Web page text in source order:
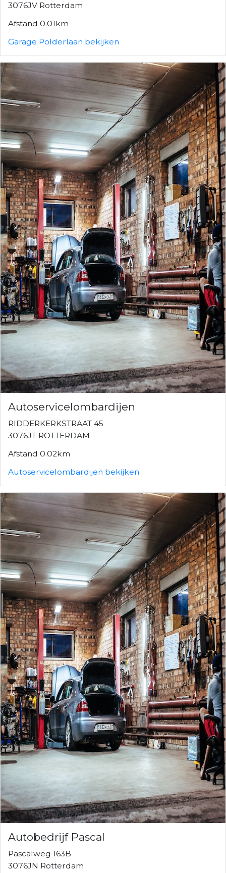
3076JV Rotterdam
Afstand 0.01km
Garage Polderlaan bekijken
Autoservicelombardijen
RIDDERKERKSTRAAT 45
3076JT ROTTERDAM
Afstand 0.02km
Autoservicelombardijen bekijken
Autobedrijf Pascal
Pascalweg 163B
3076JN Rotterdam